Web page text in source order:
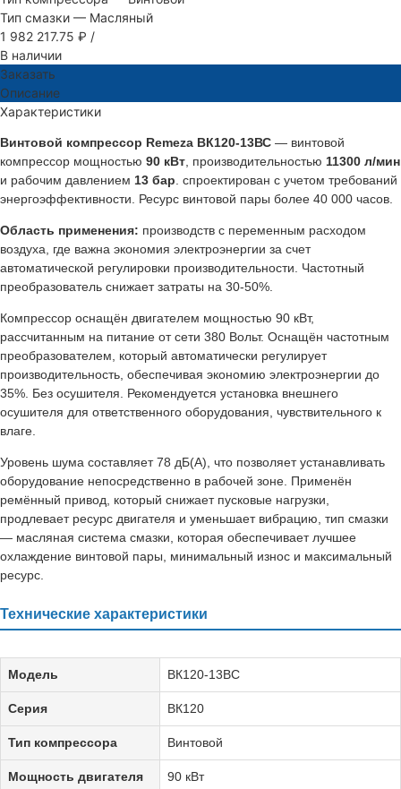
Тип смазки — Масляный
1 982 217.75 ₽ /
В наличии
Заказать
Описание
Характеристики
Винтовой компрессор Remeza ВК120-13ВС — винтовой
компрессор мощностью 90 кВт , производительностью 11300 л/мин
и рабочим давлением 13 бар . спроектирован с учетом требований
энергоэффективности. Ресурс винтовой пары более 40 000 часов.
Область применения: производств с переменным расходом
воздуха, где важна экономия электроэнергии за счет
автоматической регулировки производительности. Частотный
преобразователь снижает затраты на 30-50%.
Компрессор оснащён двигателем мощностью 90 кВт,
рассчитанным на питание от сети 380 Вольт. Оснащён частотным
преобразователем, который автоматически регулирует
производительность, обеспечивая экономию электроэнергии до
35%. Без осушителя. Рекомендуется установка внешнего
осушителя для ответственного оборудования, чувствительного к
влаге.
Уровень шума составляет 78 дБ(А), что позволяет устанавливать
оборудование непосредственно в рабочей зоне. Применён
ремённый привод, который снижает пусковые нагрузки,
продлевает ресурс двигателя и уменьшает вибрацию, тип смазки
— масляная система смазки, которая обеспечивает лучшее
охлаждение винтовой пары, минимальный износ и максимальный
ресурс.
Технические характеристики
Модель ВК120-13ВС
Серия ВК120
Тип компрессора Винтовой
Мощность двигателя 90 кВт